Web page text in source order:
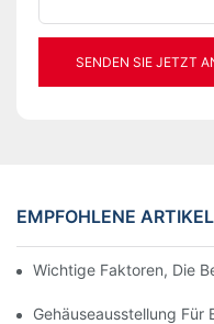
SENDEN SIE JETZT
EMPFOHLENE ARTIKEL
Wichtige Faktoren, Die
Gehäuseausstellung Für